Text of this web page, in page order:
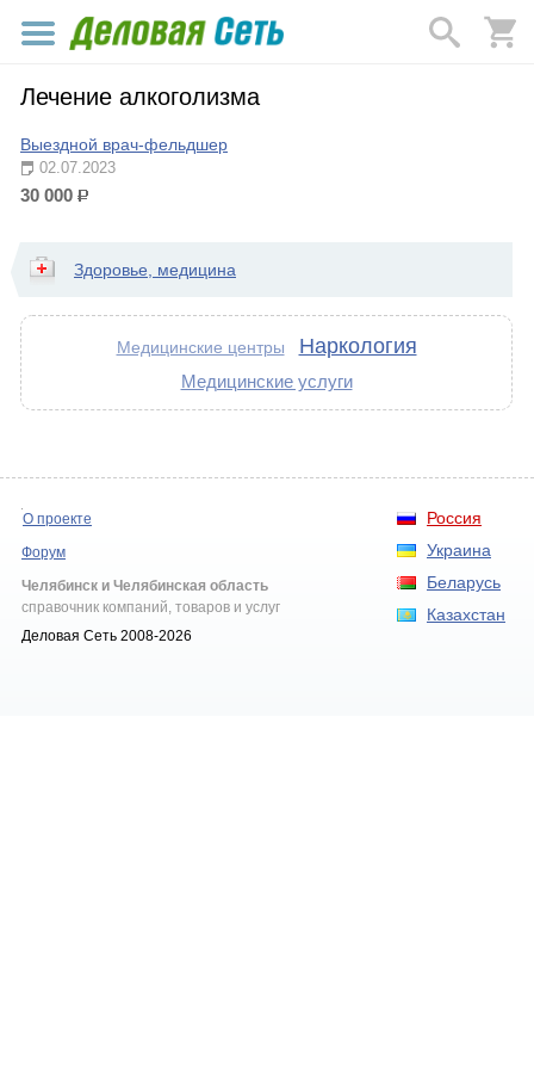
Лечение алкоголизма
Выездной врач-фельдшер
02.07.2023
30 000 р.
Здоровье, медицина
Медицинские центры Наркология
Медицинские услуги
Россия
Украина
Беларусь
Казахстан
О проекте
Форум
Челябинск и Челябинская область
справочник компаний, товаров и услуг
Деловая Сеть 2008-2026